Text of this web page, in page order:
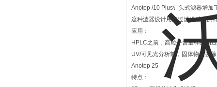
Anotop /10 Plus针头式滤器增加
这种滤器设计用来过滤难过滤的
应用：
HPLC之前，高粒子含量样品的
UV/可见光分析前，固体物的去除
Anotop 25
特点：